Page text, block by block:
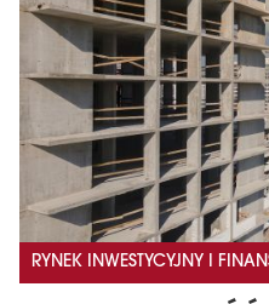
RYNEK INWESTYCYJNY I